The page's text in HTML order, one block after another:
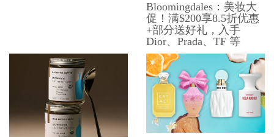
Bloomingdales：美妆大
促！满$200享8.5折优惠
+部分送好礼，入手
Dior、Prada、TF 等